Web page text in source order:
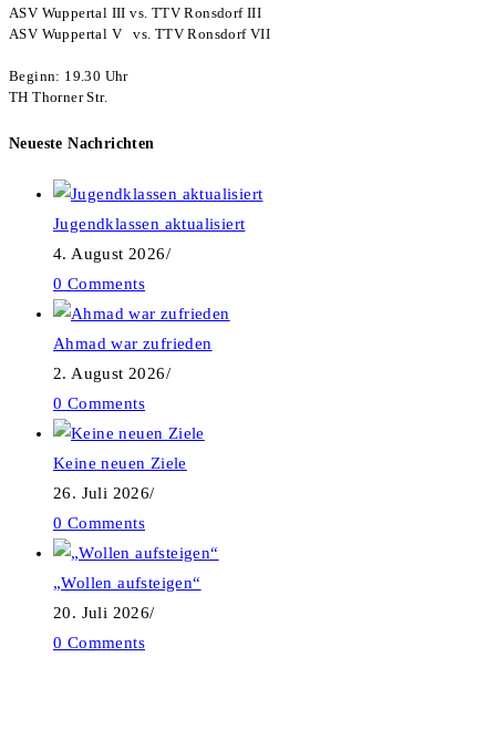
ASV Wuppertal III vs. TTV Ronsdorf III
ASV Wuppertal V   vs. TTV Ronsdorf VII
Beginn: 19.30 Uhr
TH Thorner Str.
Neueste Nachrichten
Jugendklassen aktualisiert
4. August 2026/
0 Comments
Ahmad war zufrieden
2. August 2026/
0 Comments
Keine neuen Ziele
26. Juli 2026/
0 Comments
„Wollen aufsteigen“
20. Juli 2026/
0 Comments